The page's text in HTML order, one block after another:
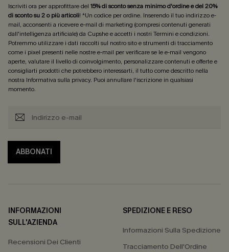
Iscriviti ora per approfittare del 15% di sconto senza minimo d'ordine e del 20%
di sconto su 2 o più articoli! *Un codice per ordine. Inserendo il tuo indirizzo e-
mail, acconsenti a ricevere e-mail di marketing (compresi contenuti generati
dall'intelligenza artificiale) da Cupshe e accetti i nostri Termini e condizioni.
Potremmo utilizzare i dati raccolti sul nostro sito e strumenti di tracciamento
come i pixel presenti nelle nostre e-mail per verificare se le e-mail vengono
aperte, valutare il livello di coinvolgimento, personalizzare contenuti e offerte e
consigliarti prodotti che potrebbero interessarti, il tutto come descritto nella
nostra Informativa sulla privacy. Puoi annullare l'iscrizione in qualsiasi
momento.
ABBONATI
INFORMAZIONI
SULL'AZIENDA
Recensioni Dei Clienti
SPEDIZIONE E RESO
Informazioni Sulla Spedizione
Tracciamento Dell'Ordine